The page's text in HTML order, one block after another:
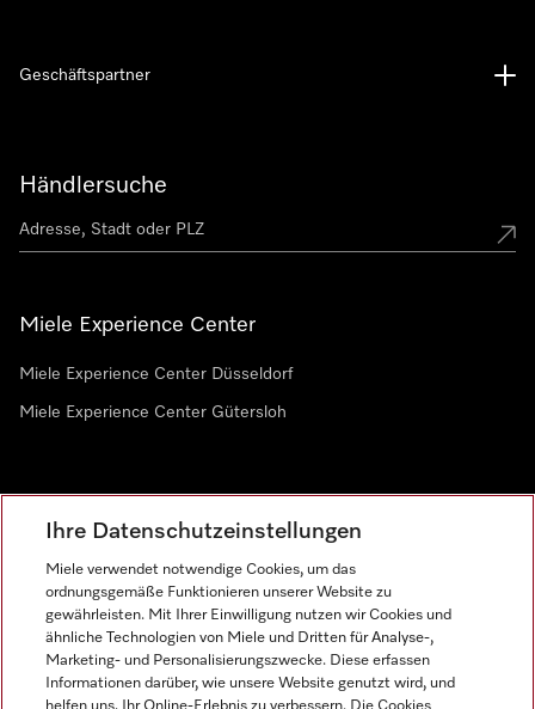
Händlersuche
Miele Experience Center
Miele Experience Center Düsseldorf
Miele Experience Center Gütersloh
Geschäftspartner
Ihre Datenschutzeinstellungen
Miele verwendet notwendige Cookies, um das
ordnungsgemäße Funktionieren unserer Website zu
gewährleisten. Mit Ihrer Einwilligung nutzen wir Cookies und
ähnliche Technologien von Miele und Dritten für Analyse-,
Marketing- und Personalisierungszwecke. Diese erfassen
Informationen darüber, wie unsere Website genutzt wird, und